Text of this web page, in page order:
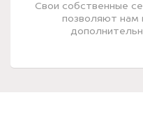
Свои собственные
позволяют нам